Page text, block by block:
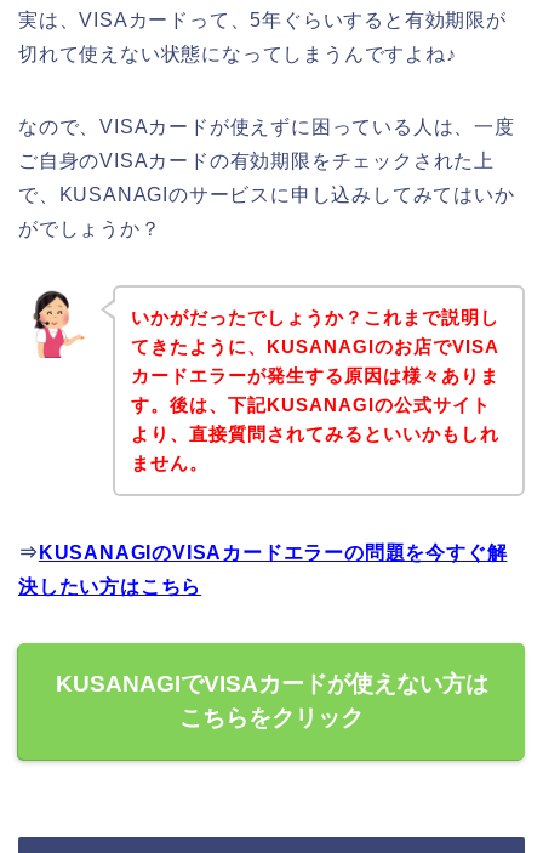
実は、VISAカードって、5年ぐらいすると有効期限が
切れて使えない状態になってしまうんですよね♪
なので、VISAカードが使えずに困っている人は、一度
ご自身のVISAカードの有効期限をチェックされた上
で、KUSANAGIのサービスに申し込みしてみてはいか
がでしょうか？
いかがだったでしょうか？これまで説明し
てきたように、KUSANAGIのお店でVISA
カードエラーが発生する原因は様々ありま
す。後は、下記KUSANAGIの公式サイト
より、直接質問されてみるといいかもしれ
ません。
⇒ KUSANAGIのVISAカードエラーの問題を今すぐ解
決したい方はこちら
KUSANAGIでVISAカードが使えない方は
こちらをクリック